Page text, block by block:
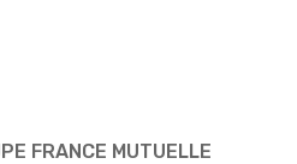
FRANCE MUTUELLE